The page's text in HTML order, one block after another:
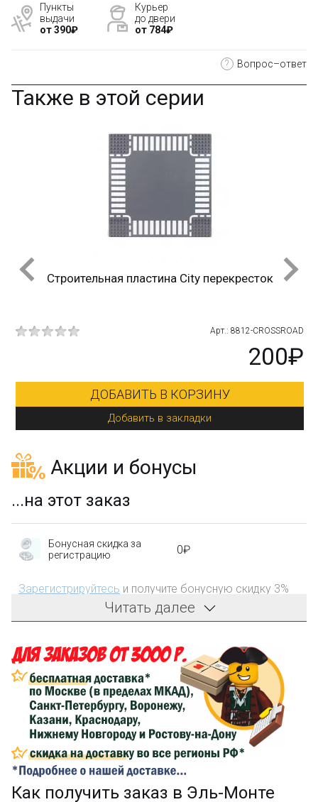
Пункты
выдачи
от 390₽
Курьер
до двери
от 784₽
? Вопрос–ответ
Также в этой серии
Строительная пластина City перекресток
Арт.: 8812-CROSSROAD
200₽
ДОБАВИТЬ В КОРЗИНУ
Добавить в закладки
Акции и бонусы
...на этот заказ
Бонусная скидка за
регистрацию
0₽
Зарегистрируйтесь и получите бонусную скидку 3%
на первый заказ!
затрат на доставку
Сделайте заказ на сумму не менее 3 000₽, оплатите
его на карту Сбербанка и получите 150₽ на
компенсацию доставки.
...на следующий заказ
Золотая скидка
10%
Читать далее
Как получить заказ в Эль-Монте